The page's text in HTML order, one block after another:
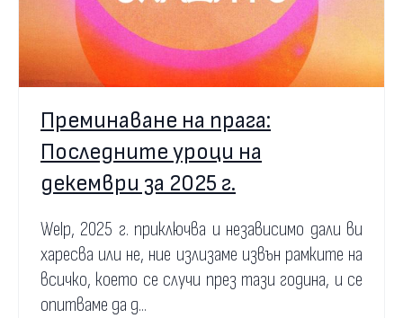
Преминаване на прага:
Последните уроци на
декември за 2025 г.
Welp, 2025 г. приключва и независимо дали ви
харесва или не, ние излизаме извън рамките на
всичко, което се случи през тази година, и се
опитваме да д...